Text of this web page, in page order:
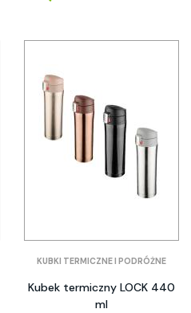
KUBKI TERMICZNE I PODRÓŻNE
Kubek termiczny LOCK 440
ml